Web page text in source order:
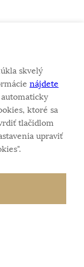
predaj hodiniek
skvelý
nájdete
ktoré sa
tlačidlom
upraviť